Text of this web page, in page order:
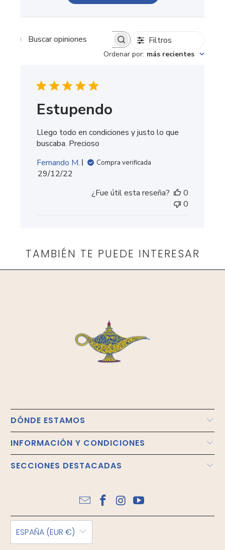
Buscar opiniones Filtros
Ordenar por: más recientes
Estupendo
Llego todo en condiciones y justo lo que
buscaba. Precioso
Fernando M.
Compra verificada
Fecha
publicación
29/12/22
¿Fue útil esta reseña?
0
0
TAMBIÉN TE PUEDE INTERESAR
DÓNDE ESTAMOS
INFORMACIÓN Y CONDICIONES
SECCIONES DESTACADAS
ESPAÑA (EUR €)